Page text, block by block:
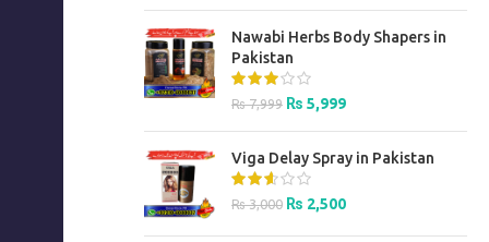
₨ 1,500.₨ 1,200.
Nawabi Herbs Body Shapers in
Pakistan
₨7,999 Original
₨ 7,999.
₨ 5,999Current
₨ 5,999.
Viga Delay Spray in Pakistan
₨3,000 Original
₨ 2,500Current